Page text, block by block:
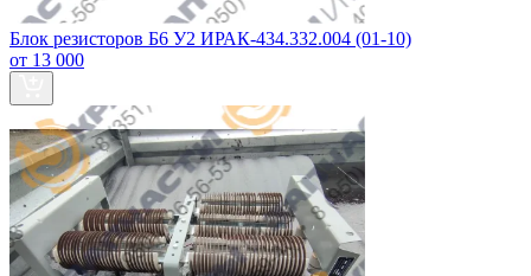
Блок резисторов Б6 У2 ИРАК-434.332.004 (01-10)
от 13 000